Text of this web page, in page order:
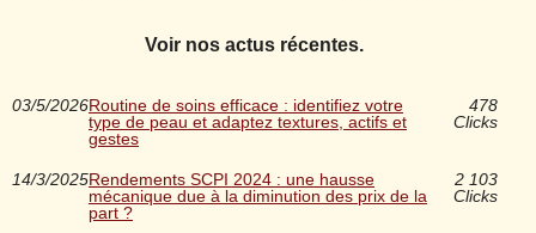
Voir nos actus récentes.
03/5/2026Routine de soins efficace : identifiez votre
type de peau et adaptez textures, actifs et
gestes
478
Clicks
14/3/2025Rendements SCPI 2024 : une hausse
mécanique due à la diminution des prix de la
part ?
2 103
Clicks